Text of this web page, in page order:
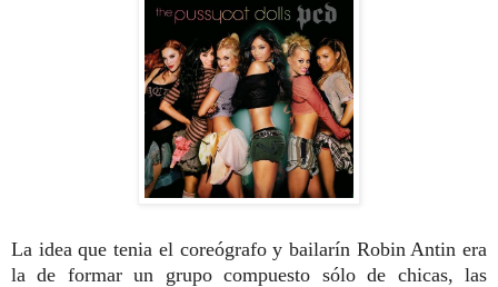
La idea que tenia el coreógrafo y bailarín Robin Antin era
la de formar un grupo compuesto sólo de chicas, las